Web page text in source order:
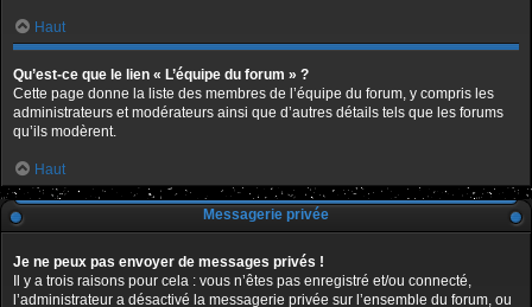
Haut
Qu’est-ce que le lien « L’équipe du forum » ?
Cette page donne la liste des membres de l’équipe du forum, y compris les
administrateurs et modérateurs ainsi que d’autres détails tels que les forums
qu’ils modèrent.
Haut
Messagerie privée
Je ne peux pas envoyer de messages privés !
Il y a trois raisons pour cela : vous n’êtes pas enregistré et/ou connecté,
l’administrateur a désactivé la messagerie privée sur l’ensemble du forum, ou